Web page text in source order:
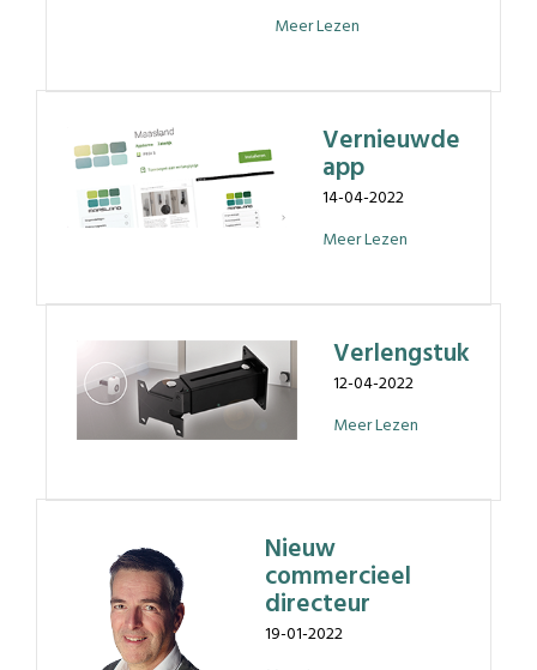
Meer Lezen
Vernieuwde
app
14-04-2022
Meer Lezen
Verlengstuk
12-04-2022
Meer Lezen
Nieuw
commercieel
directeur
19-01-2022